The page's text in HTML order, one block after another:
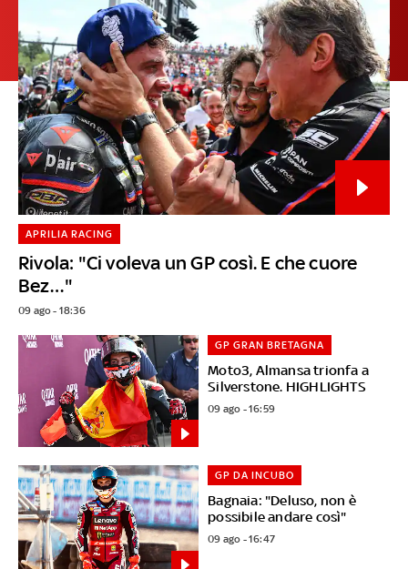
Rivola: "Ci voleva un GP così. E che cuore
Bez…"
APRILIA RACING
09 ago - 18:36
Moto3, Almansa trionfa a
Silverstone. HIGHLIGHTS
GP GRAN BRETAGNA
09 ago - 16:59
Bagnaia: "Deluso, non è
possibile andare così"
GP DA INCUBO
09 ago - 16:47